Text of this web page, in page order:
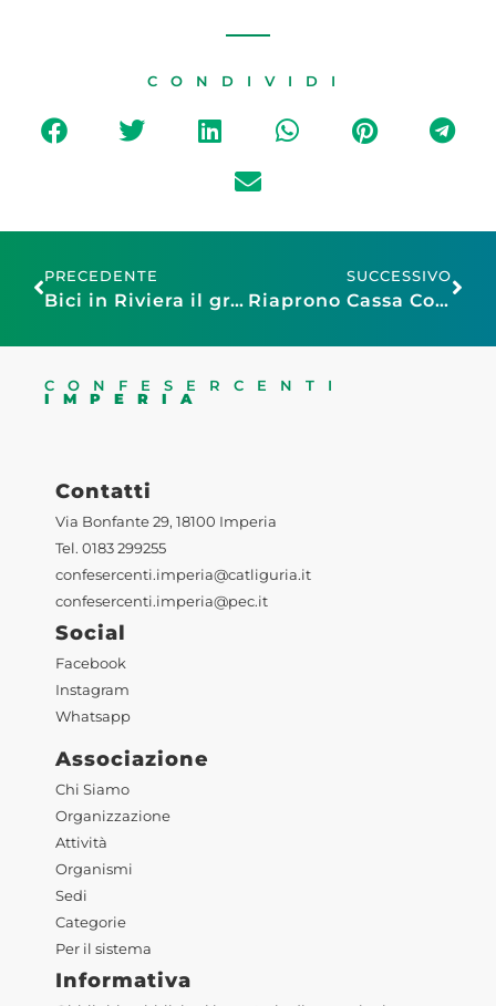
CONDIVIDI
PRECEDENTE
Bici in Riviera il grande evento organizzato da Confesercenti in collaborazione con Assoturismo ed Elevation Club mercoledì 3 dicembre a Diano Marina e a Sanremo.
SUCCESSIVO
Riaprono Cassa Commercio e Garanzia Artigianato Liguria dal 10 dicembre 2025 al 31 marzo 2026
CONFESERCENTI
IMPERIA
Contatti
Via Bonfante 29, 18100 Imperia
Tel. 0183 299255
confesercenti.imperia@catliguria.it
confesercenti.imperia@pec.it
Social
Facebook
Instagram
Whatsapp
Associazione
Chi Siamo
Organizzazione
Attività
Organismi
Sedi
Categorie
Per il sistema
Informativa